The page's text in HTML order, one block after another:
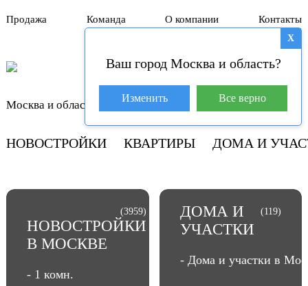
Продажа Команда О компании Контакты
База покупателей (4)
Москва и область +7 929 981-31-01
НОВОСТРОЙКИ КВАРТИРЫ ДОМА И
X
Ваш город Москва и область?
Изменить Все верно
(3959)
НОВОСТРОЙКИ
В МОСКВЕ
- 1 комн.
(119)
ДОМА И
УЧАСТКИ
- Дома и участки в